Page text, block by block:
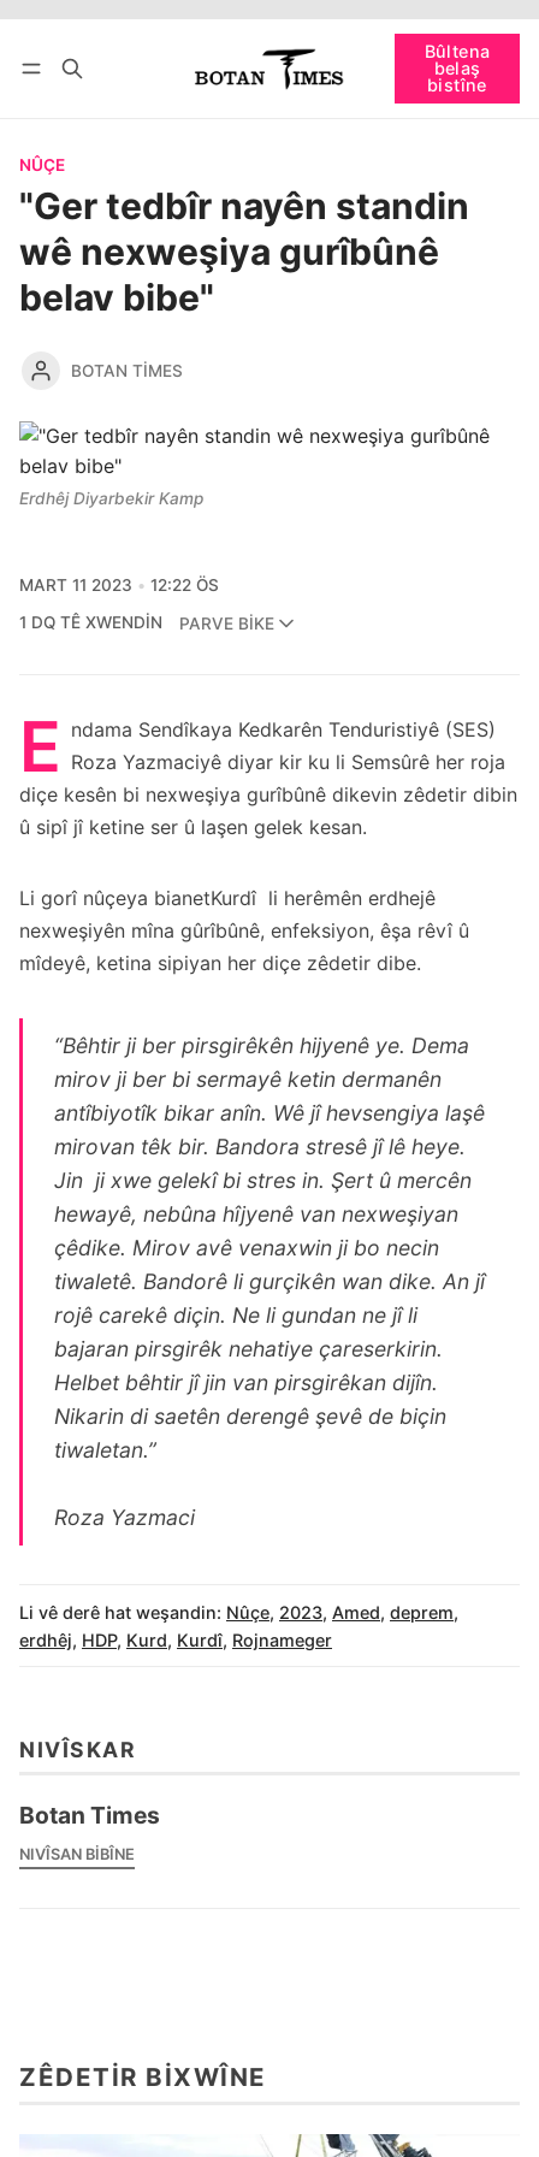
Bûltena
belaş
bistîne
bişopîne
NÛÇE
"Ger tedbîr nayên standin
wê nexweşiya gurîbûnê
belav bibe"
BOTAN TIMES
Erdhêj Diyarbekir Kamp
MART 11 2023
12:22 ÖS
1 DQ TÊ XWENDIN
PARVE BIKE
E ndama Sendîkaya Kedkarên Tenduristiyê (SES)
Roza Yazmaciyê diyar kir ku li Semsûrê her roja
diçe kesên bi nexweşiya gurîbûnê dikevin zêdetir dibin
û sipî jî ketine ser û laşen gelek kesan.
Li gorî nûçeya bianetKurdî li herêmên erdhejê
nexweşiyên mîna gûrîbûnê, enfeksiyon, êşa rêvî û
mîdeyê, ketina sipiyan her diçe zêdetir dibe.
“Bêhtir ji ber pirsgirêkên hijyenê ye. Dema
mirov ji ber bi sermayê ketin dermanên
antîbiyotîk bikar anîn. Wê jî hevsengiya laşê
mirovan têk bir. Bandora stresê jî lê heye.
Jin ji xwe gelekî bi stres in. Şert û mercên
hewayê, nebûna hîjyenê van nexweşiyan
çêdike. Mirov avê venaxwin ji bo necin
tiwaletê. Bandorê li gurçikên wan dike. An jî
rojê carekê diçin. Ne li gundan ne jî li
bajaran pirsgirêk nehatiye çareserkirin.
Helbet bêhtir jî jin van pirsgirêkan dijîn.
Nikarin di saetên derengê şevê de biçin
tiwaletan.”
Roza Yazmaci
Li vê derê hat weşandin: Nûçe, 2023, Amed, deprem,
erdhêj, HDP, Kurd, Kurdî, Rojnameger
NIVÎSKAR
Botan Times
NIVÎSAN BIBÎNE
ZÊDETIR BIXWÎNE